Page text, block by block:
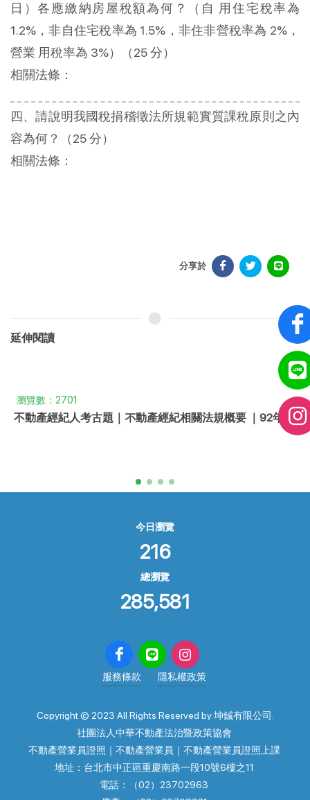
日）各應繳納房屋稅額為何？（自 用住宅稅率為
1.2%，非自住宅稅率為 1.5%，非住非營稅率為 2%，
營業 用稅率為 3%）（25 分）
相關法條：
四、請說明我國稅捐稽徵法所規範實質課稅原則之內
容為何？（25 分）
相關法條：
分享於
延伸閱讀
｜92年 地政士考古題｜土地登記實務｜101年
今日瀏覽
216
總瀏覽
285,581
服務條款 隱私權政策
Copyright © 2023 All Rights Reserved by 坤鋮有限公司.
社團法人中華不動產法治暨政策協會
不動產營業員證照｜不動產營業員｜不動產營業員證照上課
地址：台北市中正區重慶南路一段10號6樓之11
電話：（02）23702963